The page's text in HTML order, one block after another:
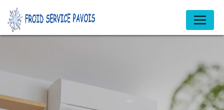
Panneau de gestion des cookies